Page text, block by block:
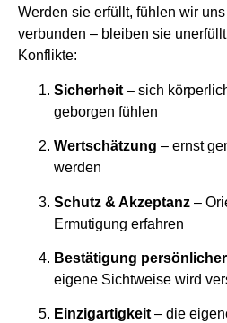
Werden sie erfüllt, fühlen wir
verbunden – bleiben sie
Konflikte:
Sicherheit – sich
geborgen fühlen
Wertschätzung – ernst
werden
Schutz & Akzeptanz –
Ermutigung erfahren
Bestätigung
eigene Sichtweise wird
Einzigartigkeit – die